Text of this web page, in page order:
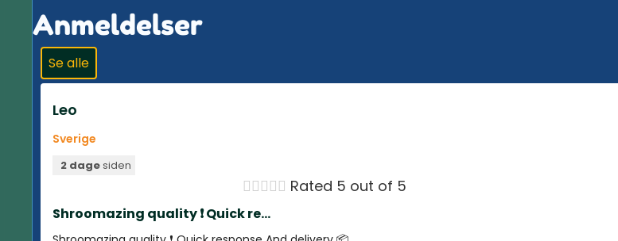
Anmeldelser
Se alle
Leo
Sverige
2 dagesiden
 Rated 5 out of 5
Shroomazing quality ❗️ Quick re...